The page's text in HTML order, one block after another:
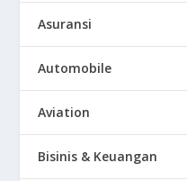
Asuransi
Automobile
Aviation
Bisinis & Keuangan